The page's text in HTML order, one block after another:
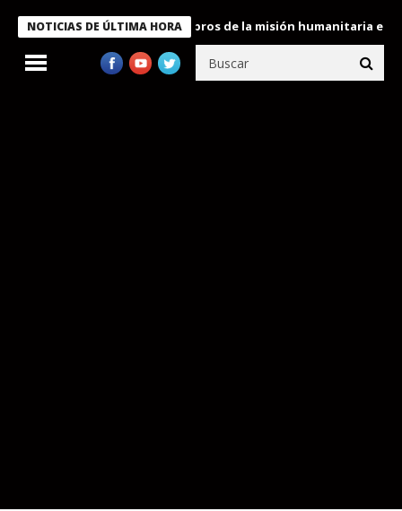
NOTICIAS DE ÚLTIMA HORA
Bukele condecora a miembros de la misión humanitaria enviada